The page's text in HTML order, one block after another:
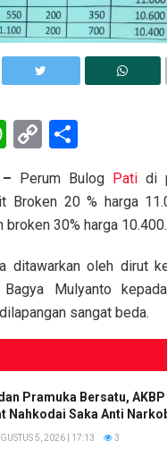
W
at
s
p
p
C
py
Li
k
ar
e
– Perum Bulog Pati di
Broken 20 % harga
broken 30% harga 10.400.
ditawarkan oleh dirut
Mulyanto
sangat beda.
Pramuka Bersatu,
Nahkodai Saka Anti
5, 2026 | 17:13 3